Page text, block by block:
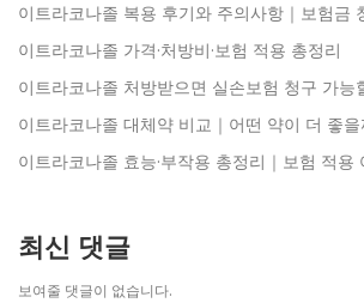
이트라코나졸 복용 후기와 주의사항｜보험금
이트라코나졸 가격·처방비·보험 적용 총정리
이트라코나졸 처방받으면 실손보험 청구 가능
이트라코나졸 대체약 비교｜어떤 약이 더 좋
이트라코나졸 효능·부작용 총정리｜보험 적용
최신 댓글
보여줄 댓글이 없습니다.